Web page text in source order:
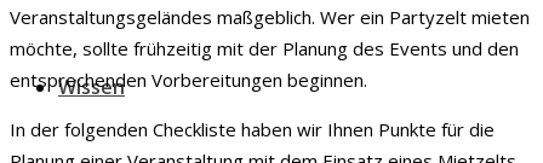
Wissen
Veranstaltungsgeländes maßgeblich. Wer ein Partyzelt mieten
möchte, sollte frühzeitig mit der Planung des Events und den
entsprechenden Vorbereitungen beginnen.
In der folgenden Checkliste haben wir Ihnen Punkte für die